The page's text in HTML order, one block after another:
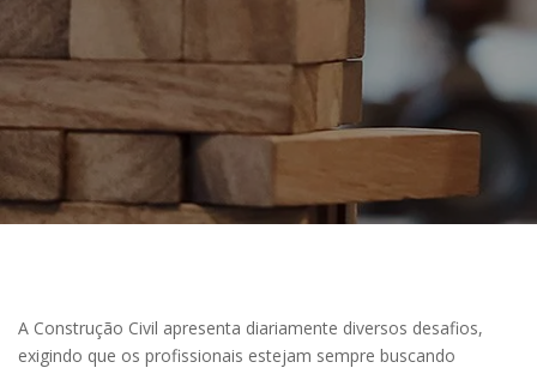
A Construção Civil apresenta diariamente diversos desafios,
exigindo que os profissionais estejam sempre buscando